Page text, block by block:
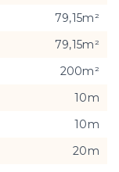
79,15m²
79,15m²
200m²
10m
10m
20m